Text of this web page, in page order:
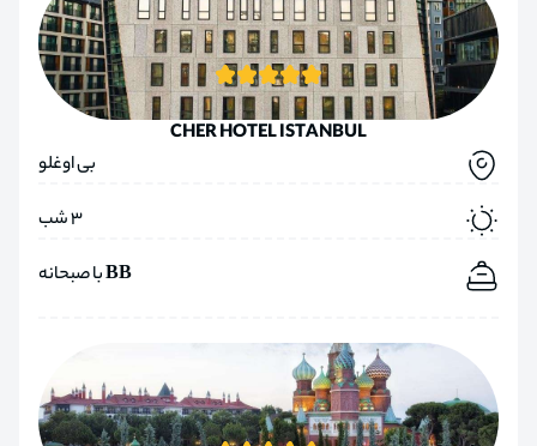
CHER HOTEL ISTANBUL
بی اوغلو
3 شب
BB با صبحانه